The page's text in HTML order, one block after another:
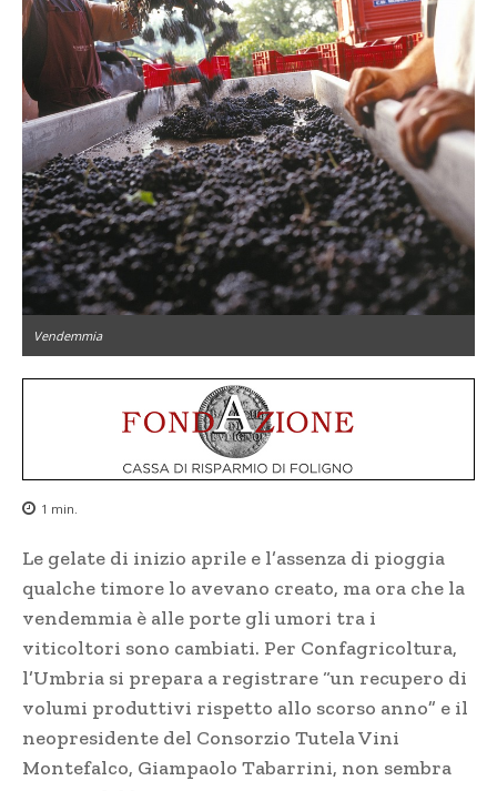
Vendemmia
1 min.
Le gelate di inizio aprile e l’assenza di pioggia
qualche timore lo avevano creato, ma ora che la
vendemmia è alle porte gli umori tra i
viticoltori sono cambiati. Per Confagricoltura,
l’Umbria si prepara a registrare “un recupero di
volumi produttivi rispetto allo scorso anno” e il
neopresidente del Consorzio Tutela Vini
Montefalco, Giampaolo Tabarrini, non sembra